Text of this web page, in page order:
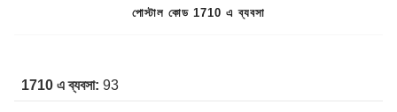
পোস্টাল কোড 1710 এ ব্যবসা
1710 এ ব্যবসা: 93